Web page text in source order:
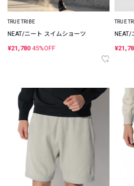
TRUE TRIBE
NEAT/ニート スイムショーツ
¥21,780 45%OFF
TRUE
NEAT/